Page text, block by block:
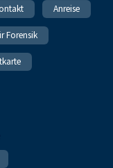
Anreise
Forensik